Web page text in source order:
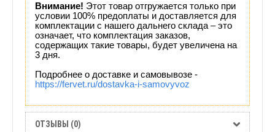
Внимание! Этот товар отгружается только при
условии 100% предоплаты и доставляется для
комплектации с нашего дальнего склада – это
означает, что комплектация заказов,
содержащих такие товары, будет увеличена на
3 дня.
Подробнее о доставке и самовывозе -
https://fervet.ru/dostavka-i-samovyvoz
ОТЗЫВЫ (0)